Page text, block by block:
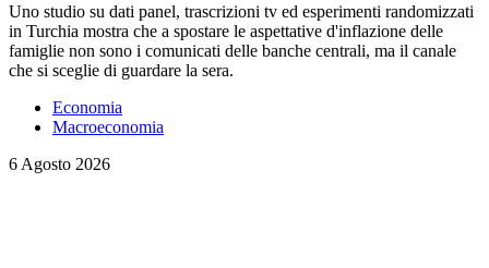
Uno studio su dati panel, trascrizioni tv ed esperimenti randomizzati
in Turchia mostra che a spostare le aspettative d'inflazione delle
famiglie non sono i comunicati delle banche centrali, ma il canale
che si sceglie di guardare la sera.
Economia
Macroeconomia
6 Agosto 2026